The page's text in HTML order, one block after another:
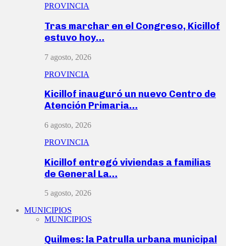
PROVINCIA
Tras marchar en el Congreso, Kicillof
estuvo hoy…
7 agosto, 2026
PROVINCIA
Kicillof inauguró un nuevo Centro de
Atención Primaria…
6 agosto, 2026
PROVINCIA
Kicillof entregó viviendas a familias
de General La…
5 agosto, 2026
MUNICIPIOS
MUNICIPIOS
Quilmes: la Patrulla urbana municipal